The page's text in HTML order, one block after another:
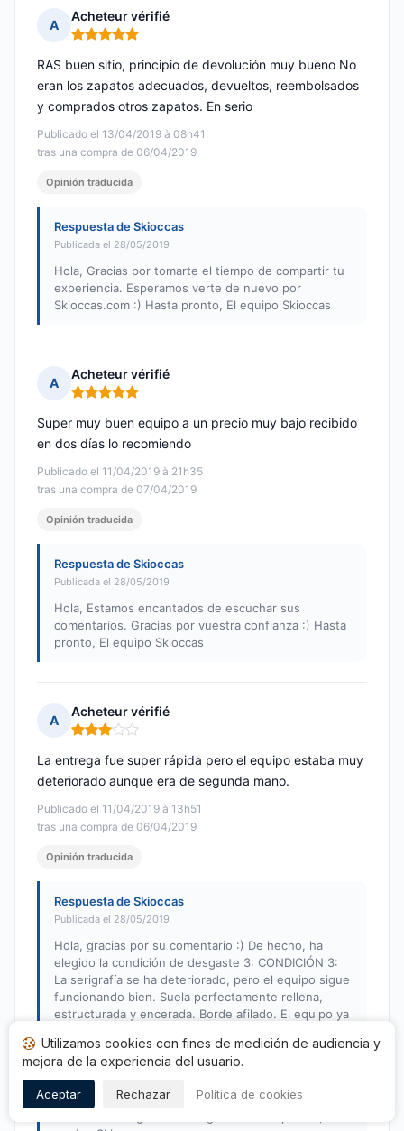
A
Acheteur vérifié
Nota: 5 de 5
Publicado el 13/04/2019 à 08h41
tras una compra de 06/04/2019
RAS buen sitio, principio de devolución muy bueno No
eran los zapatos adecuados, devueltos, reembolsados
y comprados otros zapatos. En serio
Opinión traducida
Respuesta de Skioccas
Publicada el 28/05/2019
Hola, Gracias por tomarte el tiempo de compartir tu
experiencia. Esperamos verte de nuevo por
Skioccas.com :) Hasta pronto, El equipo Skioccas
A
Acheteur vérifié
Nota: 5 de 5
Publicado el 11/04/2019 à 21h35
tras una compra de 07/04/2019
Super muy buen equipo a un precio muy bajo recibido
en dos días lo recomiendo
Opinión traducida
Respuesta de Skioccas
Publicada el 28/05/2019
Hola, Estamos encantados de escuchar sus
comentarios. Gracias por vuestra confianza :) Hasta
pronto, El equipo Skioccas
A
Acheteur vérifié
Nota: 3 de 5
Publicado el 11/04/2019 à 13h51
tras una compra de 06/04/2019
La entrega fue super rápida pero el equipo estaba muy
deteriorado aunque era de segunda mano.
Opinión traducida
Respuesta de Skioccas
Publicada el 28/05/2019
Hola, gracias por su comentario :) De hecho, ha
elegido la condición de desgaste 3: CONDICIÓN 3:
La serigrafía se ha deteriorado, pero el equipo sigue
funcionando bien. Suela perfectamente rellena,
estructurada y encerada. Borde afilado. El equipo ya
suela o borde que permita un mayor mantenimiento.
Lámina superior con varios desgarros grandes que
dañan la serigrafía, pero que no afectan al
rendimiento del equipo. Las fijaciones pueden
Utilizamos cookies con fines de medición de audiencia y
mejora de la experiencia del usuario.
Aceptar Rechazar Política de cookies